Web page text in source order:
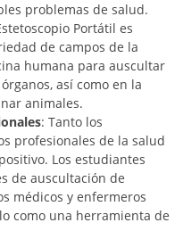
problemas de salud.
Portátil es
de campos de la
humana para auscultar
así como en la
animales.
: Tanto los
profesionales de la salud
Los estudiantes
de auscultación de
médicos y enfermeros
como una herramienta de